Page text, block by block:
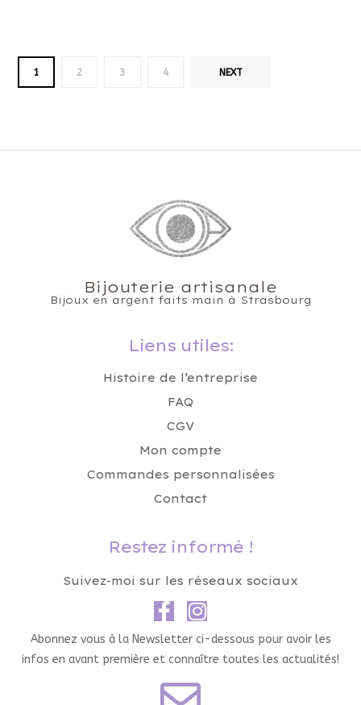
1 2 3 4 NEXT
Bijouterie artisanale
Bijoux en argent faits main à Strasbourg
Liens utiles:
Histoire de l’entreprise
FAQ
CGV
Mon compte
Commandes personnalisées
Contact
Restez informé !
Suivez-moi sur les réseaux sociaux
Abonnez vous à la Newsletter ci-dessous pour avoir les
infos en avant première et connaître toutes les actualités!